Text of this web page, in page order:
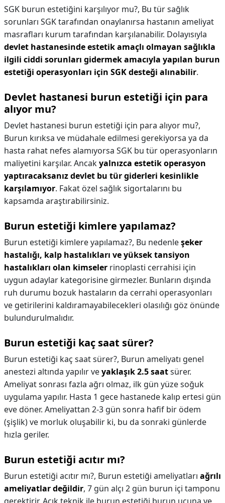
SGK burun estetiğini karşılıyor mu?, Bu tür sağlık
sorunları SGK tarafından onaylanırsa hastanın ameliyat
masrafları kurum tarafından karşılanabilir. Dolayısıyla
devlet hastanesinde estetik amaçlı olmayan sağlıkla
ilgili ciddi sorunları gidermek amacıyla yapılan burun
estetiği operasyonları için SGK desteği alınabilir.
Devlet hastanesi burun estetiği için para
alıyor mu?
Devlet hastanesi burun estetiği için para alıyor mu?,
Burun kırıksa ve müdahale edilmesi gerekiyorsa ya da
hasta rahat nefes alamıyorsa SGK bu tür operasyonların
maliyetini karşılar. Ancakyalnızca estetik operasyon
yaptıracaksanız devlet bu tür giderleri kesinlikle
karşılamıyor. Fakat özel sağlık sigortalarını bu
kapsamda araştırabilirsiniz.
Burun estetiği kimlere yapılamaz?
Burun estetiği kimlere yapılamaz?, Bu nedenleşeker
hastalığı, kalp hastalıkları ve yüksek tansiyon
hastalıkları olan kimseler rinoplasti cerrahisi için
uygun adaylar kategorisine girmezler. Bunların dışında
ruh durumu bozuk hastaların da cerrahi operasyonları
ve getirilerini kaldıramayabilecekleri olasılığı göz önünde
bulundurulmalıdır.
Burun estetiği kaç saat sürer?
Burun estetiği kaç saat sürer?, Burun ameliyatı genel
anestezi altında yapılır veyaklaşık 2.5 saatsürer.
Ameliyat sonrası fazla ağrı olmaz, ilk gün yüze soğuk
uygulama yapılır. Hasta 1 gece hastanede kalıp ertesi gün
eve döner. Ameliyattan 2-3 gün sonra hafif bir ödem
(şişlik) ve morluk oluşabilir ki, bu da sonraki günlerde
hızla geriler.
Burun estetiği acıtır mı?
Burun estetiği acıtır mı?, Burun estetiği ameliyatları ağrılı
ameliyatlar değildir, 7 gün alçı 2 gün burun içi tamponu